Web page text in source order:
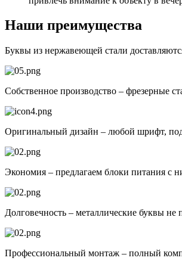
Наши преимущества
Буквы из нержавеющей стали
Собственное производство – фрезерные
Оригинальный дизайн – любой шрифт,
Экономия – предлагаем блоки питания с
Долговечность – металлические буквы не
Профессиональный монтаж – полный